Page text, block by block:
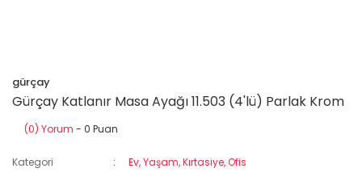
gürçay
Gürçay Katlanır Masa Ayağı 11.503 (4'lü) Parlak Krom
(0) Yorum - 0 Puan
Kategori Ev, Yaşam, Kırtasiye, Ofis